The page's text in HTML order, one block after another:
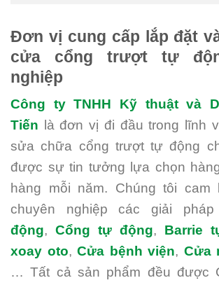
Đơn vị cung cấp lắp đặt
cửa cổng trượt tự
nghiệp
Công ty TNHH Kỹ thuật và
Tiến là đơn vị đi đầu trong lĩnh
sửa chữa cổng trượt tự động
được sự tin tưởng lựa chọn
hàng mỗi năm. Chúng tôi cam
chuyên nghiệp các giải
động, Cổng tự động, Barrie
xoay oto,Cửa bệnh viện, Cửa
… Tất cả sản phẩm đều được